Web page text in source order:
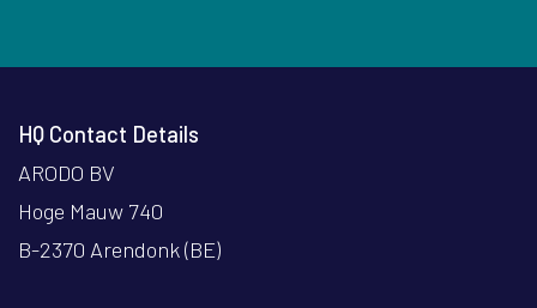
HQ Contact Details
ARODO BV
Hoge Mauw 740
B-2370 Arendonk (BE)